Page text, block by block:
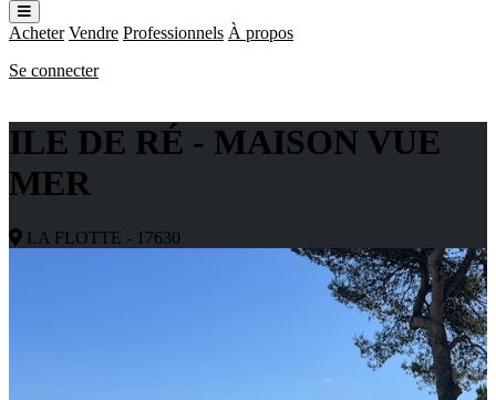
Ouvrir
le
menu
Acheter Vendre Professionnels À propos
Se connecter
ILE DE RÉ - MAISON VUE
MER
LA FLOTTE - 17630